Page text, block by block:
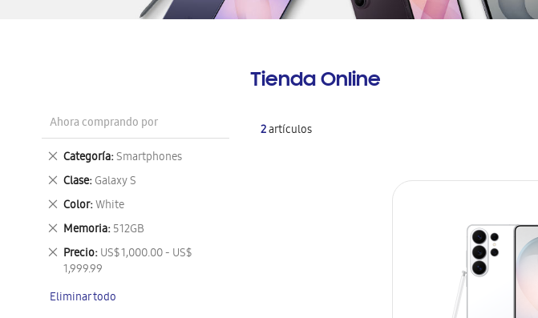
Tienda Online
2artículos
Ahora comprando por
Categoría Smartphones
Eliminar
este
artículo
Clase Galaxy S
Eliminar
este
artículo
Color White
Eliminar
este
artículo
Memoria 512GB
Eliminar
este
artículo
Precio US$ 1,000.00 - US$
1,999.99
Eliminar
este
Eliminar todo